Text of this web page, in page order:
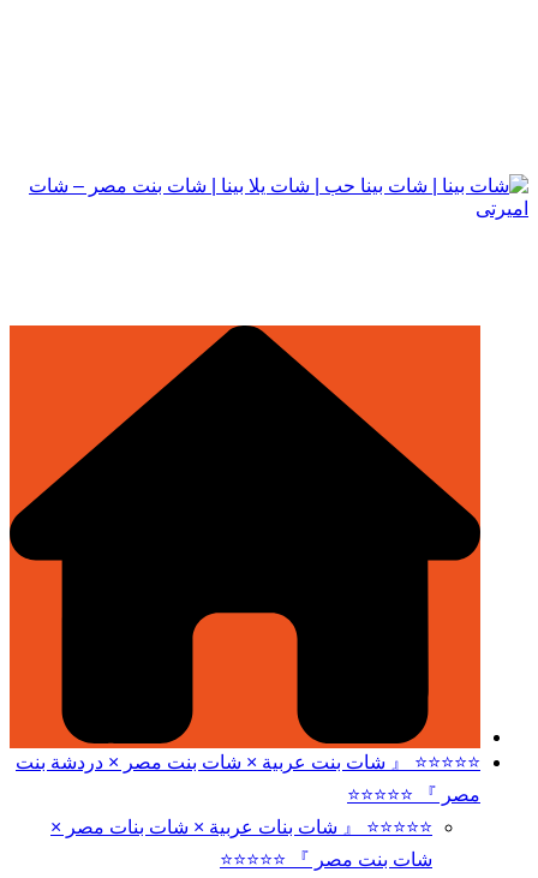
التجاوز
إلى
⭐⭐⭐⭐⭐ 『 شات بنت عربية × شات بنت مصر × دردشة بنت
مصر 』 ⭐⭐⭐⭐⭐
⭐⭐⭐⭐⭐ 『 شات بنات عربية × شات بنات مصر ×
شات بنت مصر 』 ⭐⭐⭐⭐⭐